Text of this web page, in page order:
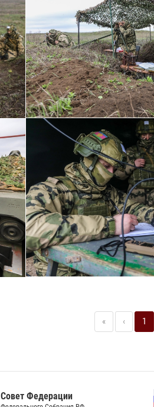
« ‹ 1
Совет Федерации